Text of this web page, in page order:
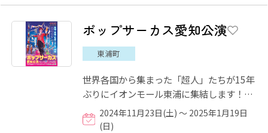
ポップサーカス愛知公演
東浦町
世界各国から集まった「超人」たちが15年
ぶりにイオンモール東浦に集結します！非
日常を演出する「大テント」内で、空中ブ
ランコをはじめ、アフリ...
2024年11月23日(土) ～ 2025年1月19日
(日)